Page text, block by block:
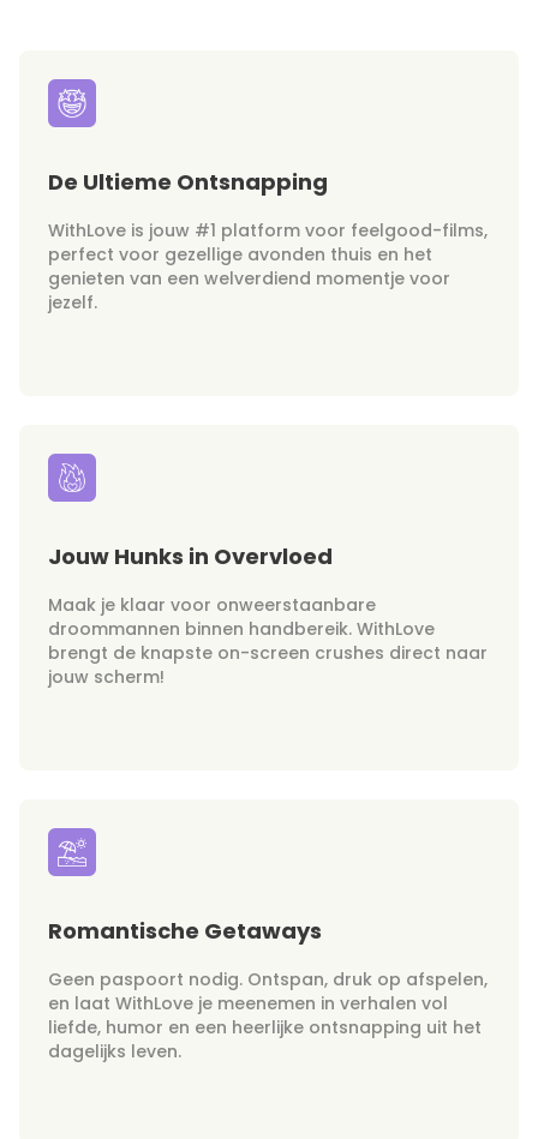
De Ultieme Ontsnapping
WithLove is jouw #1 platform voor feelgood-films,
perfect voor gezellige avonden thuis en het
genieten van een welverdiend momentje voor
jezelf.
Jouw Hunks in Overvloed
Maak je klaar voor onweerstaanbare
droommannen binnen handbereik. WithLove
brengt de knapste on-screen crushes direct naar
jouw scherm!
Romantische Getaways
Geen paspoort nodig. Ontspan, druk op afspelen,
en laat WithLove je meenemen in verhalen vol
liefde, humor en een heerlijke ontsnapping uit het
dagelijks leven.